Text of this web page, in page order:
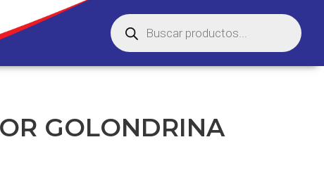
GOLONDRINA